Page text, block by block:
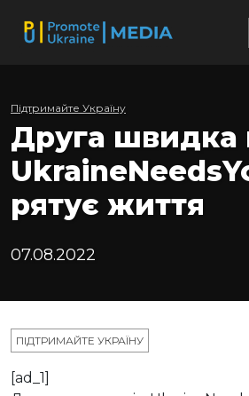
Підтримайте Україну
Друга швидка
рятує життя
07.08.2022
ПІДТРИМАЙТЕ УКРАЇНУ
[ad_1]